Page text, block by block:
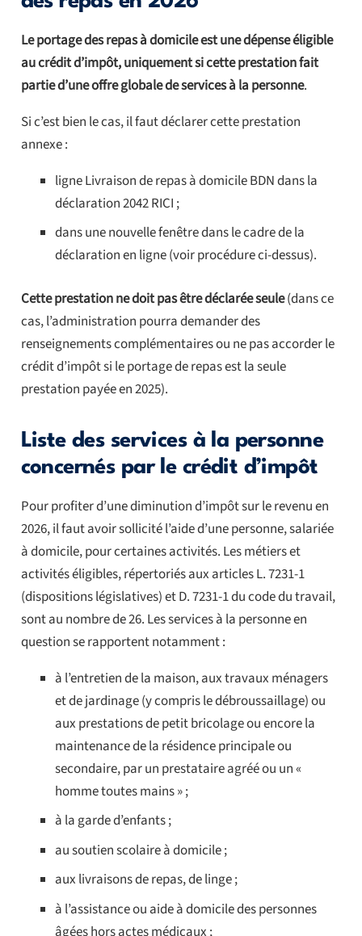
Le portage des repas à domicile est une dépense éligible
au crédit d’impôt, uniquement si cette prestation fait
partie d’une offre globale de services à la personne.
Si c’est bien le cas, il faut déclarer cette prestation
annexe :
ligne Livraison de repas à domicile BDN dans la
déclaration 2042 RICI ;
dans une nouvelle fenêtre dans le cadre de la
déclaration en ligne (voir procédure ci-dessus).
Cette prestation ne doit pas être déclarée seule(dans ce
cas, l’administration pourra demander des
renseignements complémentaires ou ne pas accorder le
crédit d’impôt si le portage de repas est la seule
prestation payée en 2025).
Liste des services à la personne
concernés par le crédit d’impôt
Pour profiter d’une diminution d’impôt sur le revenu en
2026, il faut avoir sollicité l’aide d’une personne, salariée
à domicile, pour certaines activités. Les métiers et
activités éligibles, répertoriés aux articles L. 7231-1
(dispositions législatives) et D. 7231-1 du code du travail,
sont au nombre de 26. Les services à la personne en
question se rapportent notamment :
à l’entretien de la maison, aux travaux ménagers
et de jardinage (y compris le débroussaillage) ou
aux prestations de petit bricolage ou encore la
maintenance de la résidence principale ou
secondaire, par un prestataire agréé ou un «
homme toutes mains » ;
à la garde d’enfants ;
au soutien scolaire à domicile ;
aux livraisons de repas, de linge ;
à l’assistance ou aide à domicile des personnes
âgées hors actes médicaux ;